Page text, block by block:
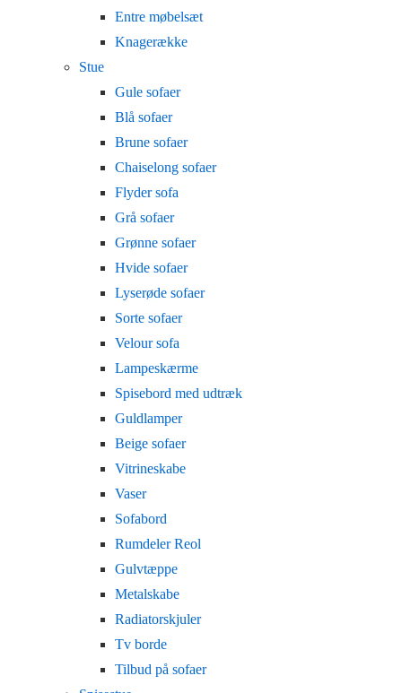
Entre møbelsæt
Knagerække
Stue
Gule sofaer
Blå sofaer
Brune sofaer
Chaiselong sofaer
Flyder sofa
Grå sofaer
Grønne sofaer
Hvide sofaer
Lyserøde sofaer
Sorte sofaer
Velour sofa
Lampeskærme
Spisebord med udtræk
Guldlamper
Beige sofaer
Vitrineskabe
Vaser
Sofabord
Rumdeler Reol
Gulvtæppe
Metalskabe
Radiatorskjuler
Tv borde
Tilbud på sofaer